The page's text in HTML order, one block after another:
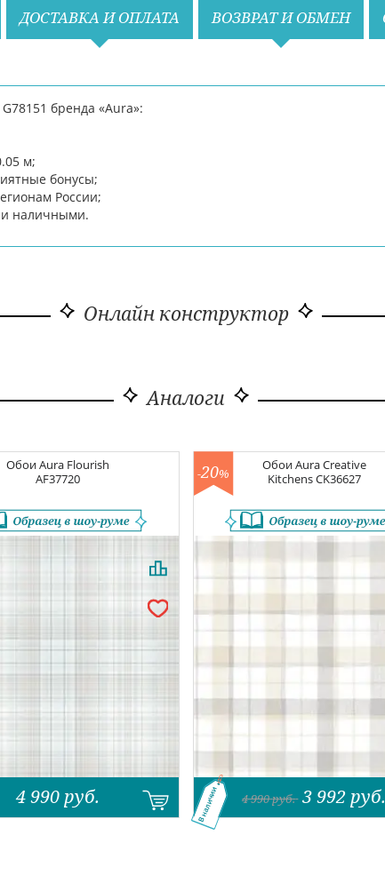
ДОСТАВКА И ОПЛАТА ВОЗВРАТ И ОБМЕН
бренда «Aura»:
м;
бонусы;
России;
наличными.
Онлайн конструктор
Аналоги
ОбоиAura Flourish
AF37720
4 990 руб.
ОбоиAura Creative
KitchensCK36627
-20%
4 990руб. 3 992 руб.
В наличии